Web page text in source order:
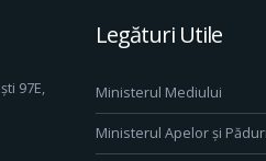
97E,
Legături Utile
Ministerul Mediului
Ministerul Apelor și